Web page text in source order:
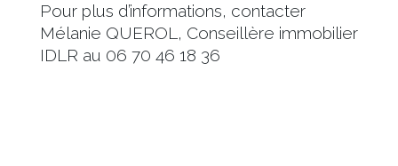
Pour plus d’informations, contacter
Mélanie QUEROL, Conseillère immobilier
IDLR au 06 70 46 18 36